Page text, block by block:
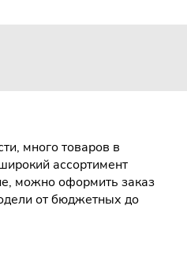
много товаров в
ассортимент
можно оформить заказ
от бюджетных до